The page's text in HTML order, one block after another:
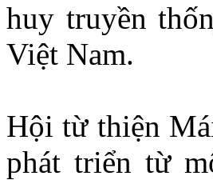
huy truyền
Việt Nam.
Hội từ thiện
phát triển từ